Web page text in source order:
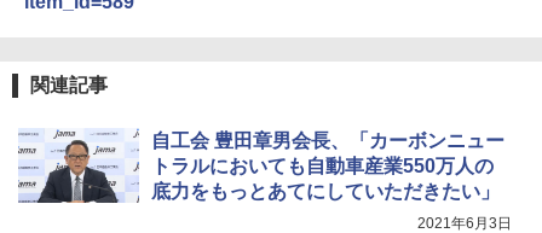
関連記事
自工会 豊田章男会長、「カーボンニュー
トラルにおいても自動車産業550万人の
底力をもっとあてにしていただきたい」
2021年6月3日